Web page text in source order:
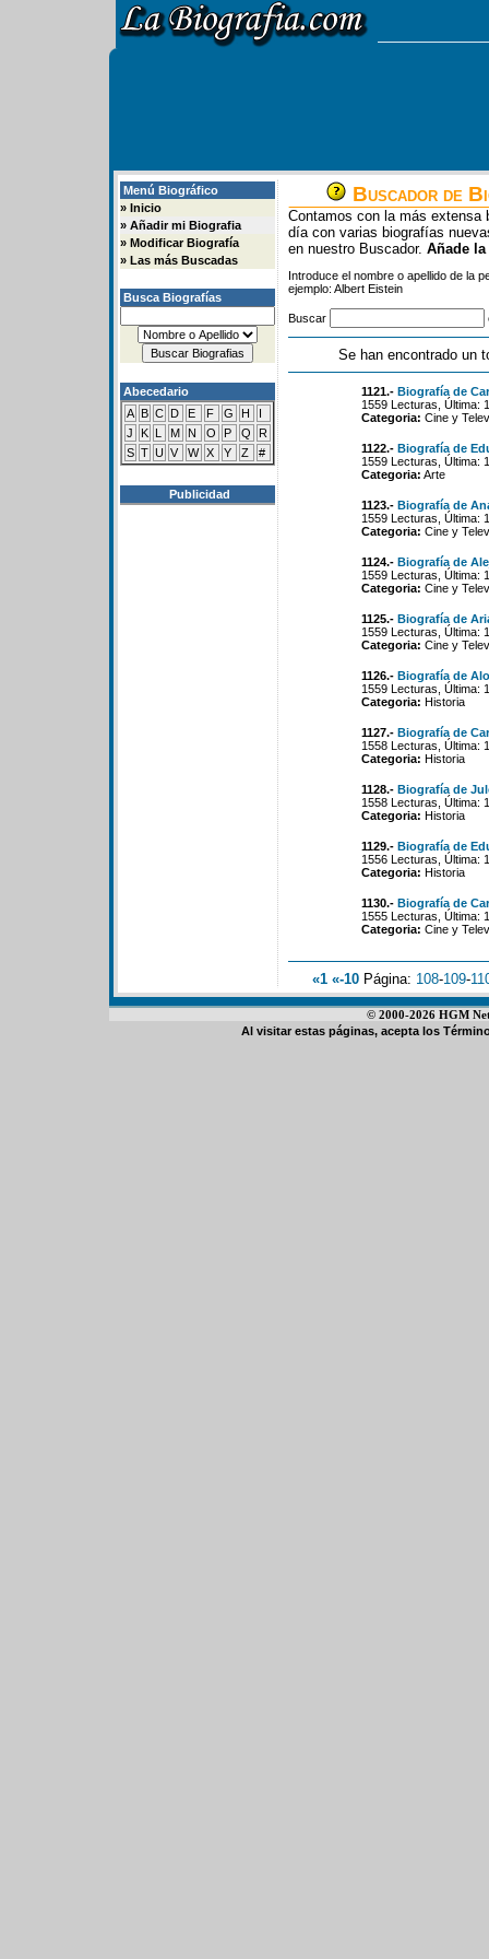
Menú Biográfico
» Inicio
» Añadir mi Biografia
» Modificar Biografía
» Las más Buscadas
Busca Biografías
Abecedario
A B C D E F G H
I
J
K L M N O P Q
R
S T U V W X Y Z #
Publicidad
Buscador de
Contamos con la más extensa
día con varias biografías
en nuestro Buscador. Añade
Introduce el nombre o apellido de la
ejemplo: Albert Eistein
Buscar
Se han encontrado un
1121.- Biografía de
1559 Lecturas, Última:
Categoria: Cine y
1122.- Biografía de
1559 Lecturas, Última:
Categoria: Arte
1123.- Biografía de
1559 Lecturas, Última:
Categoria: Cine y
1124.- Biografía de
1559 Lecturas, Última:
Categoria: Cine y
1125.- Biografía de
1559 Lecturas, Última:
Categoria: Cine y
1126.- Biografía de
1559 Lecturas, Última:
Categoria: Historia
1127.- Biografía de
1558 Lecturas, Última:
Categoria: Historia
1128.- Biografía de
1558 Lecturas, Última:
Categoria: Historia
1129.- Biografía de
1556 Lecturas, Última:
Categoria: Historia
1130.- Biografía de
1555 Lecturas, Última:
Categoria: Cine y
«1 «-10 Página: 108-109-
© 2000-2026 HGM
Al visitar estas páginas, acepta los